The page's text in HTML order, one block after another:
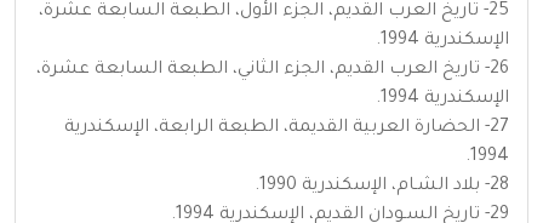
25- تاريخ العرب القديم، الجزء الأول، الطبعة السابعة عشرة،
الإسكندرية 1994.
26- تاريخ العرب القديم، الجزء الثاني، الطبعة السابعة عشرة،
الإسكندرية 1994.
27- الحضارة العربية القديمة، الطبعة الرابعة، الإسكندرية
1994.
28- بلاد الشـام، الإسكندرية 1990.
29- تاريخ السـودان القديم، الإسكندرية 1994.